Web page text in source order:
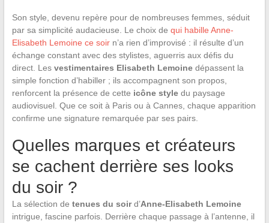
Son style, devenu repère pour de nombreuses femmes, séduit
par sa simplicité audacieuse. Le choix de qui habille Anne-
Elisabeth Lemoine ce soirn’a rien d’improvisé : il résulte d’un
échange constant avec des stylistes, aguerris aux défis du
direct. Les vestimentaires Elisabeth Lemoinedépassent la
simple fonction d’habiller ; ils accompagnent son propos,
renforcent la présence de cette icône styledu paysage
audiovisuel. Que ce soit à Paris ou à Cannes, chaque apparition
confirme une signature remarquée par ses pairs.
Quelles marques et créateurs
se cachent derrière ses looks
du soir ?
La sélection de tenues du soird’Anne-Elisabeth Lemoine
intrigue, fascine parfois. Derrière chaque passage à l’antenne, il